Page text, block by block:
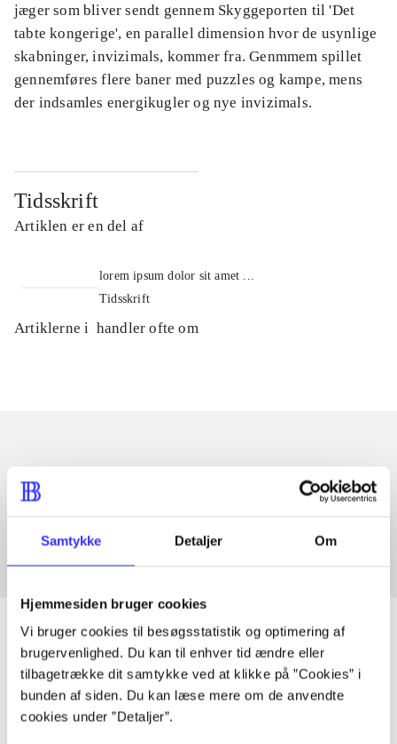
Samtykke Detaljer Om
Hjemmesiden bruger cookies
Vi bruger cookies til besøgsstatistik og optimering af
brugervenlighed. Du kan til enhver tid ændre eller
tilbagetrække dit samtykke ved at klikke på ”Cookies” i
bunden af siden. Du kan læse mere om de anvendte
cookies under ”Detaljer”.
jæger som bliver sendt gennem Skyggeporten til 'Det
tabte kongerige', en parallel dimension hvor de usynlige
skabninger, invizimals, kommer fra. Genmmem spillet
gennemføres flere baner med puzzles og kampe, mens
der indsamles energikugler og nye invizimals.
Tidsskrift
Artiklen er en del af
lorem ipsum dolor sit amet ...
Tidsskrift
Artiklerne i handler ofte om
Artikler med samme emner
Fra
Artikler
Alle registrerede artikler fordelt på udgivelser